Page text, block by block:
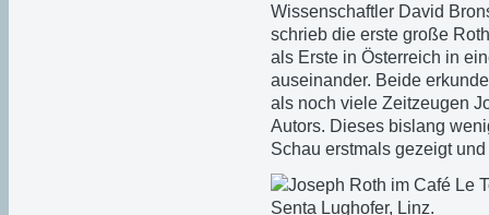
Wissenschaftler David
schrieb die erste große
als Erste in Österreich in
auseinander. Beide
als noch viele Zeitzeugen
Autors. Dieses bislang
Schau erstmals gezeigt